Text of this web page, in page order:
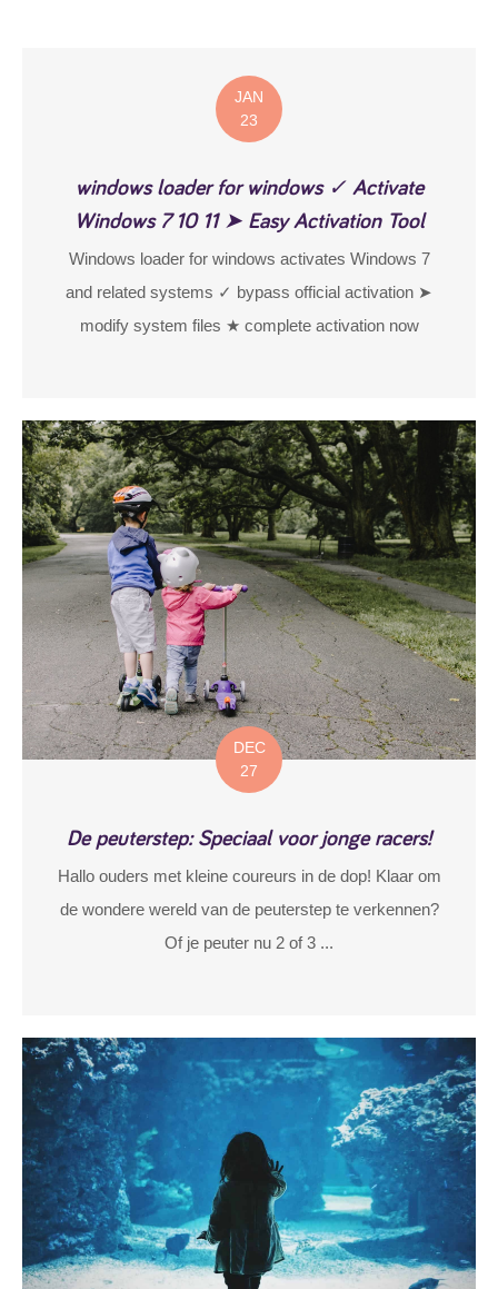
JAN
23
windows loader for windows ✓ Activate
Windows 7 10 11 ➤ Easy Activation Tool
Windows loader for windows activates Windows 7
and related systems ✓ bypass official activation ➤
modify system files ★ complete activation now
DEC
27
De peuterstep: Speciaal voor jonge racers!
Hallo ouders met kleine coureurs in de dop! Klaar om
de wondere wereld van de peuterstep te verkennen?
Of je peuter nu 2 of 3 ...